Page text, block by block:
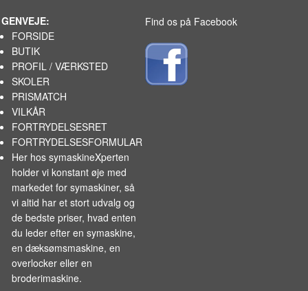
GENVEJE:
FORSIDE
BUTIK
PROFIL / VÆRKSTED
SKOLER
PRISMATCH
VILKÅR
FORTRYDELSESRET
FORTRYDELSESFORMULAR
Her hos symaskineXperten
holder vi konstant øje med
markedet forsymaskiner, så
vi altid har et stort udvalg og
de bedste priser, hvad enten
du leder efter en symaskine,
en dæksømsmaskine, en
overlocker eller en
broderimaskine.
Find os på Facebook